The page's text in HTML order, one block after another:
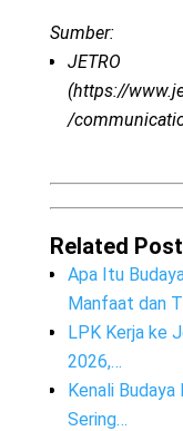
Sumber:
JETRO
(https://
/
Related
Apa Itu
Manfaat dan
LPK Kerja ke
2026,…
Kenali
Sering…